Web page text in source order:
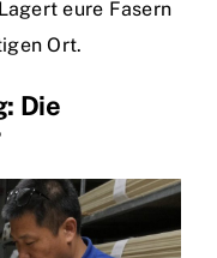
eure Fasern
Ort.
Die